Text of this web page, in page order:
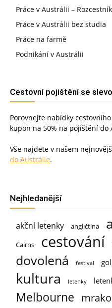
Práce v Austrálii – Rozcestník
Práce v Austrálii bez studia
Práce na farmě
Podnikání v Austrálii
Cestovní pojištění se
Porovnejte nabídky
kupon na 50% na pojištění do
Vše najdete v našem
do Austrálie.
Nejhledanější
akční letenky angličtina
Cairns cestování
dovolená festival
kultura letenky
Melbourne